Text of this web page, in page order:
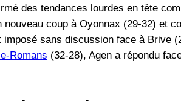
des tendances lourdes en tête
nouveau coup à Oyonnax (29-32) et
imposé sans discussion face à Brive
Romans (32-28), Agen a répondu